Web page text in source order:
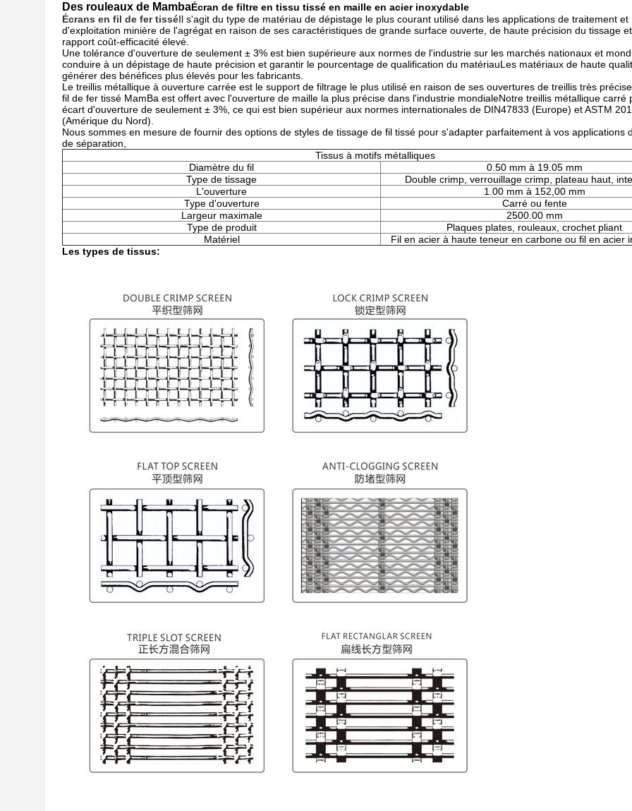
Des rouleaux de MambaÉcran de filtre en tissu tissé en maille en acier inoxydable
Écrans en fil de fer tisséIl s'agit du type de matériau de dépistage le plus courant utilisé dans les applications de traitement et
d'exploitation minière de l'agrégat en raison de ses caractéristiques de grande surface ouverte, de haute précision du tissage
rapport coût-efficacité élevé.
Une tolérance d'ouverture de seulement ± 3% est bien supérieure aux normes de l'industrie sur les marchés nationaux et
conduire à un dépistage de haute précision et garantir le pourcentage de qualification du matériauLes matériaux de haute
générer des bénéfices plus élevés pour les fabricants.
Le treillis métallique à ouverture carrée est le support de filtrage le plus utilisé en raison de ses ouvertures de treillis très
fil de fer tissé MamBa est offert avec l'ouverture de maille la plus précise dans l'industrie mondialeNotre treillis métallique carré
écart d'ouverture de seulement ± 3%, ce qui est bien supérieur aux normes internationales de DIN47833 (Europe) et ASTM
(Amérique du Nord).
Nous sommes en mesure de fournir des options de styles de tissage de fil tissé pour s'adapter parfaitement à vos applications
de séparation,
Tissus à motifs métalliques
Diamètre du fil
0.50 mm à 19.05 mm
Type de tissage
Double crimp, verrouillage crimp, plateau haut,
L'ouverture
1.00 mm à 152,00 mm
Type d'ouverture
Carré ou fente
Largeur maximale
2500.00 mm
Type de produit
Plaques plates, rouleaux, crochet pliant
Matériel
Fil en acier à haute teneur en carbone ou fil en acier
Les types de tissus: